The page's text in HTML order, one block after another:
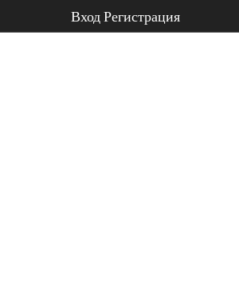
ВходРегистрация